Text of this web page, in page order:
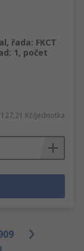
řada: FKCT
1, počet
127,21 Kč/jednotka